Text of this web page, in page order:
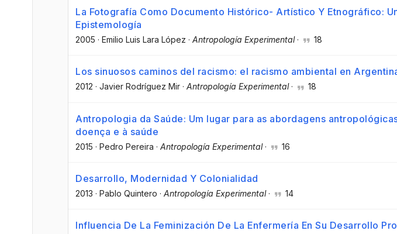
La Fotografía Como Documento Histórico- Artístico Y Etnográfico:
Epistemología
2005 · Emilio Luis Lara López · Antropología Experimental· 18
Los sinuosos caminos del racismo: el racismo ambiental en
2012 · Javier Rodríguez Mir · Antropología Experimental· 18
Antropologia da Saúde: Um lugar para as abordagens
doença e à saúde
2015 · Pedro Pereira · Antropología Experimental· 16
Desarrollo, Modernidad Y Colonialidad
2013 · Pablo Quintero · Antropología Experimental· 14
Influencia De La Feminización De La Enfermería En Su Desarrollo